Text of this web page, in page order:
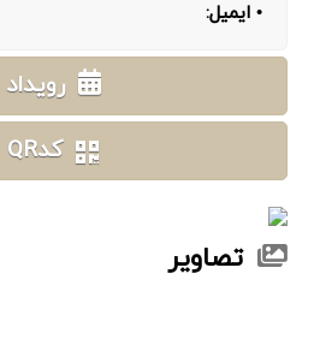
• ایمیل:
رویداد
کدQR
تصاویر